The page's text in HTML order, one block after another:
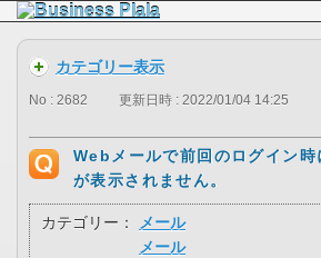
カテゴリー表示
No : 2682 更新日時 : 2022/01/04 14:25
Webメールで前回のログイン
が表示されません。
カテゴリー：
メール
メール